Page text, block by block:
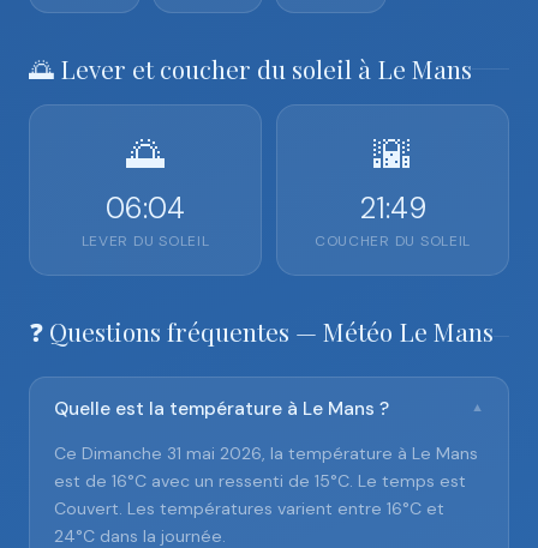
🌅 Lever et coucher du soleil à Le Mans
🌅
06:04
LEVER DU SOLEIL
🌇
21:49
COUCHER DU SOLEIL
❓ Questions fréquentes — Météo Le Mans
Quelle est la température à Le Mans ? ▼
Ce Dimanche 31 mai 2026, la température à Le Mans
est de 16°C avec un ressenti de 15°C. Le temps est
Couvert. Les températures varient entre 16°C et
24°C dans la journée.